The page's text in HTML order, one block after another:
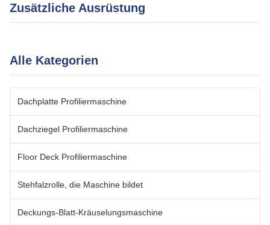
Zusätzliche Ausrüstung
Alle Kategorien
Dachplatte Profiliermaschine
Dachziegel Profiliermaschine
Floor Deck Profiliermaschine
Stehfalzrolle, die Maschine bildet
Deckungs-Blatt-Kräuselungsmaschine